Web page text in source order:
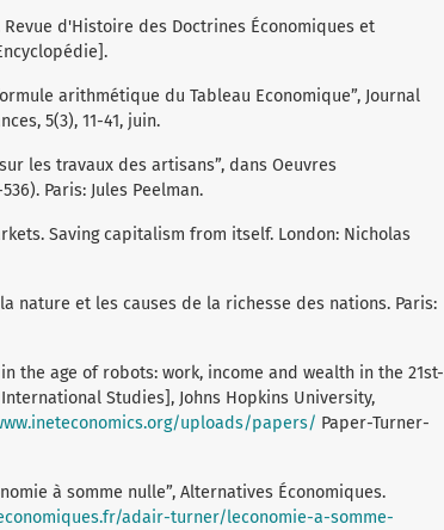
Revue d'Histoire des Doctrines Économiques et
arithmétique du Tableau Economique”, Journal
5(3), 11-41, juin.
les travaux des artisans”, dans Oeuvres
Paris: Jules Peelman.
Saving capitalism from itself. London: Nicholas
nature et les causes de la richesse des nations. Paris:
the age of robots: work, income and wealth in the 21st-
Studies], Johns Hopkins University,
uploads/papers/ Paper-Turner-
à somme nulle”, Alternatives Économiques.
adair-turner/leconomie-a-somme-